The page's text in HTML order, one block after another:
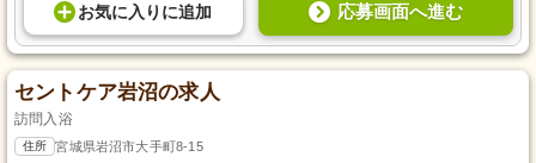
お気に入り に追加 応募画面へ進む
セントケア岩沼の求人
訪問入浴
住所 宮城県岩沼市大手町8-15